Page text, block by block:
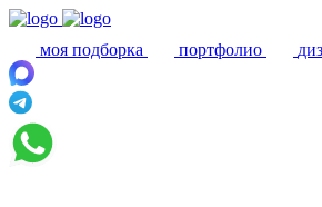
моя подборка портфолио